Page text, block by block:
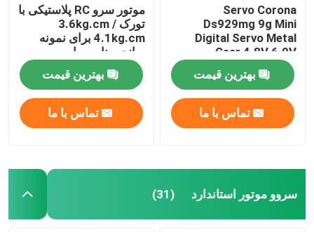
Servo Corona
Ds929mg 9g Mini
Digital Servo Metal
Gear 4.8V 6.0V
بهترین قیمت
تماس با ما
موتور سرو RC پلاستیکی با
تورک 3.6kg.cm /
4.1kg.cm برای نمونه
سازی مناسب است
بهترین قیمت
تماس با ما
سروو موتور استاندارد (31)